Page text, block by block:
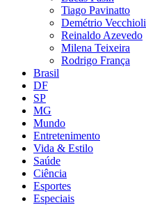
Tiago Pavinatto
Demétrio Vecchioli
Reinaldo Azevedo
Milena Teixeira
Rodrigo França
Brasil
DF
SP
MG
Mundo
Entretenimento
Vida & Estilo
Saúde
Ciência
Esportes
Especiais